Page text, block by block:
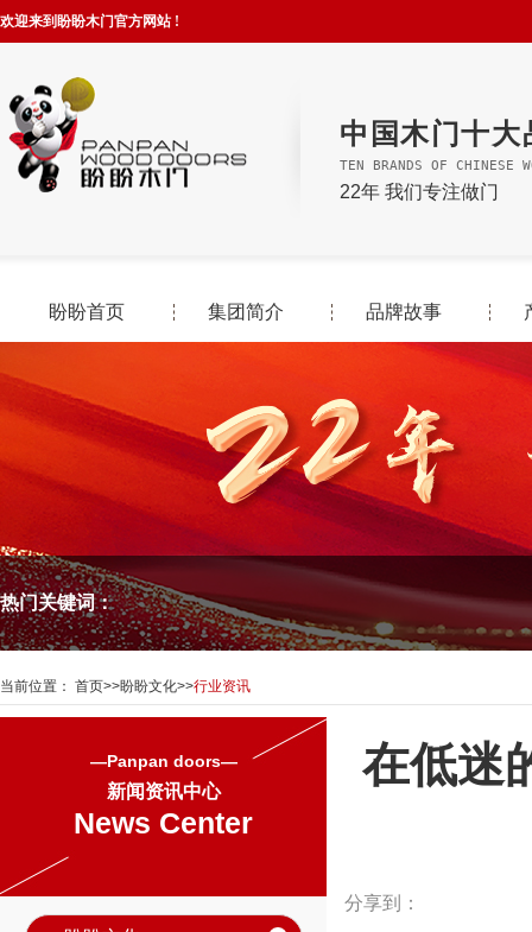
欢迎来到盼盼木门官方网站 !
中国木门十大
TEN BRANDS OF CHINESE
22年 我们专注做门
盼盼首页 集团简介 品牌故事
热门关键词：
当前位置： 首页>>盼盼文化>>行业资讯
—Panpan doors—
新闻资讯中心
News Center
在低迷
分享到：